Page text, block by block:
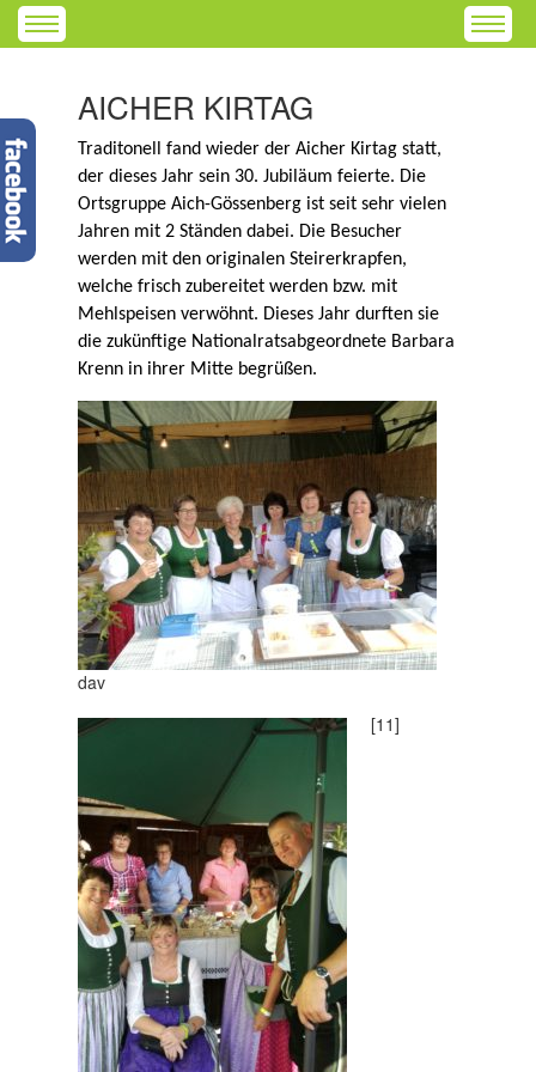
AICHER KIRTAG
Traditonell fand wieder der Aicher Kirtag statt,
der dieses Jahr sein 30. Jubiläum feierte. Die
Ortsgruppe Aich-Gössenberg ist seit sehr vielen
Jahren mit 2 Ständen dabei. Die Besucher
werden mit den originalen Steirerkrapfen,
welche frisch zubereitet werden bzw. mit
Mehlspeisen verwöhnt. Dieses Jahr durften sie
die zukünftige Nationalratsabgeordnete Barbara
Krenn in ihrer Mitte begrüßen.
dav
[11]